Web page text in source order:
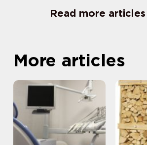
Read more
More articles